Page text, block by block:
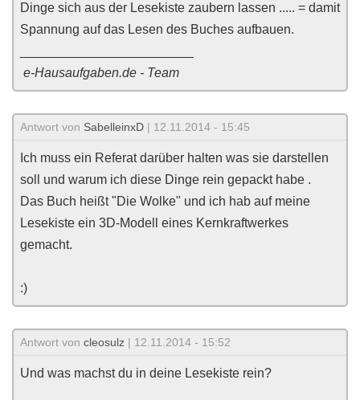
Dinge sich aus der Lesekiste zaubern lassen ..... = damit
Spannung auf das Lesen des Buches aufbauen.
e-Hausaufgaben.de - Team
Antwort von SabelleinxD | 12.11.2014 - 15:45
Ich muss ein Referat darüber halten was sie darstellen
soll und warum ich diese Dinge rein gepackt habe .
Das Buch heißt "Die Wolke" und ich hab auf meine
Lesekiste ein 3D-Modell eines Kernkraftwerkes
gemacht.
:)
Antwort von cleosulz | 12.11.2014 - 15:52
Und was machst du in deine Lesekiste rein?